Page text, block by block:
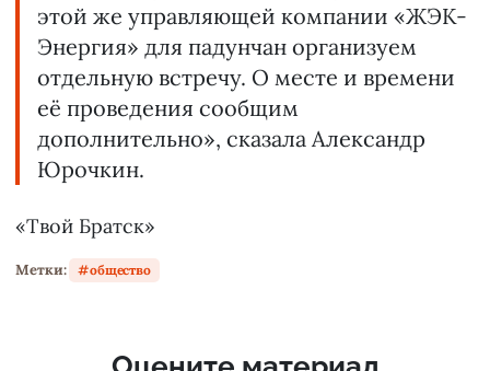
этой же управляющей компании «ЖЭК-
Энергия» для падунчан организуем
отдельную встречу. О месте и времени
её проведения сообщим
дополнительно», сказала Александр
Юрочкин.
«Твой Братск»
Метки: общество